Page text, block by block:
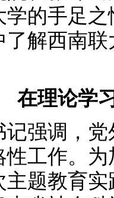
学的手足
了解西南
在理论学
调，党
性工作。
题教育